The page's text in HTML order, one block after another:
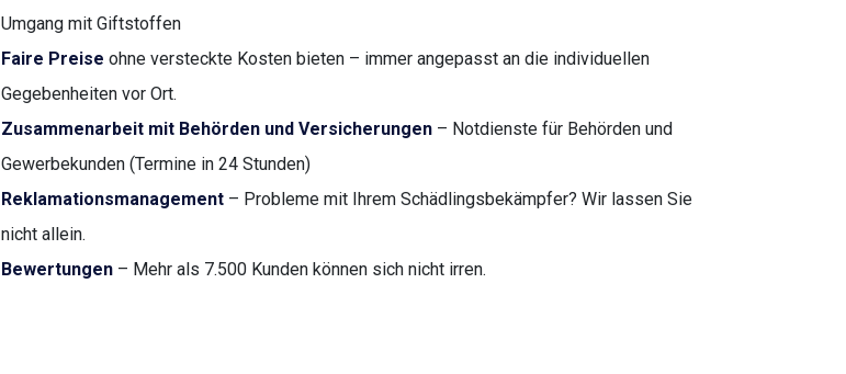
Umgang mit Giftstoffen
Faire Preise ohne versteckte Kosten bieten – immer angepasst an die individuellen
Gegebenheiten vor Ort.
Zusammenarbeit mit Behörden und Versicherungen – Notdienste für Behörden und
Gewerbekunden (Termine in 24 Stunden)
Reklamationsmanagement – Probleme mit Ihrem Schädlingsbekämpfer? Wir lassen Sie
nicht allein.
Bewertungen – Mehr als 7.500 Kunden können sich nicht irren.